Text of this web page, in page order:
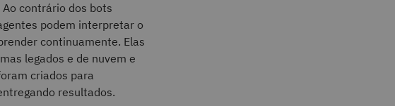
contrário dos bots
podem interpretar o
continuamente. Elas
legados e de nuvem e
criados para
resultados.